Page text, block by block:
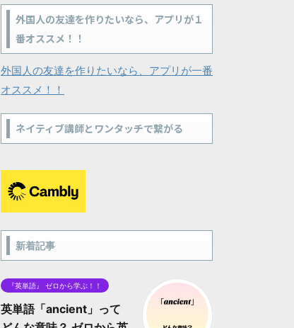
外国人の友達を作りたいなら、アプリが１
番オススメ！！
外国人の友達を作りたいなら、アプリが一番
オススメ！！
ネイティブ講師とワンタッチで繋がる
新着記事
『英単語』 ゼロから学ぶ！！
英単語「ancient」って